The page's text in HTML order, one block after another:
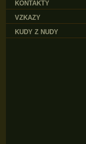
KONTAKTY
VZKAZY
KUDY Z NUDY